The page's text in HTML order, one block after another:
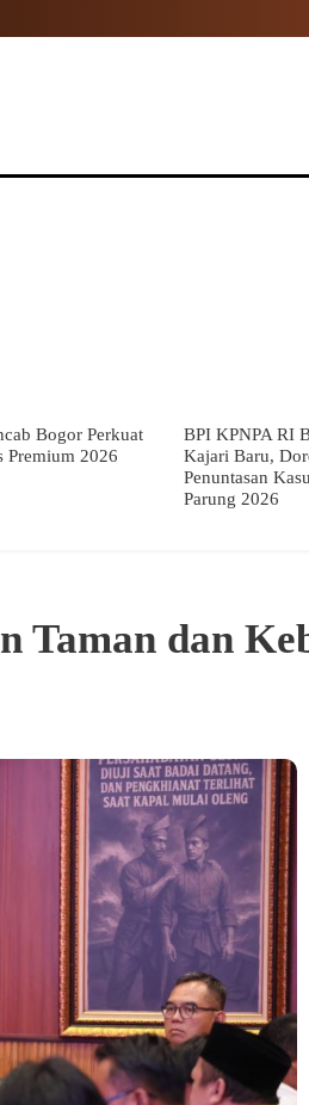
Bogor Perkuat
Premium 2026
BPI KPNPA RI
Kajari Baru,
Penuntasan
Parung 2026
Taman dan